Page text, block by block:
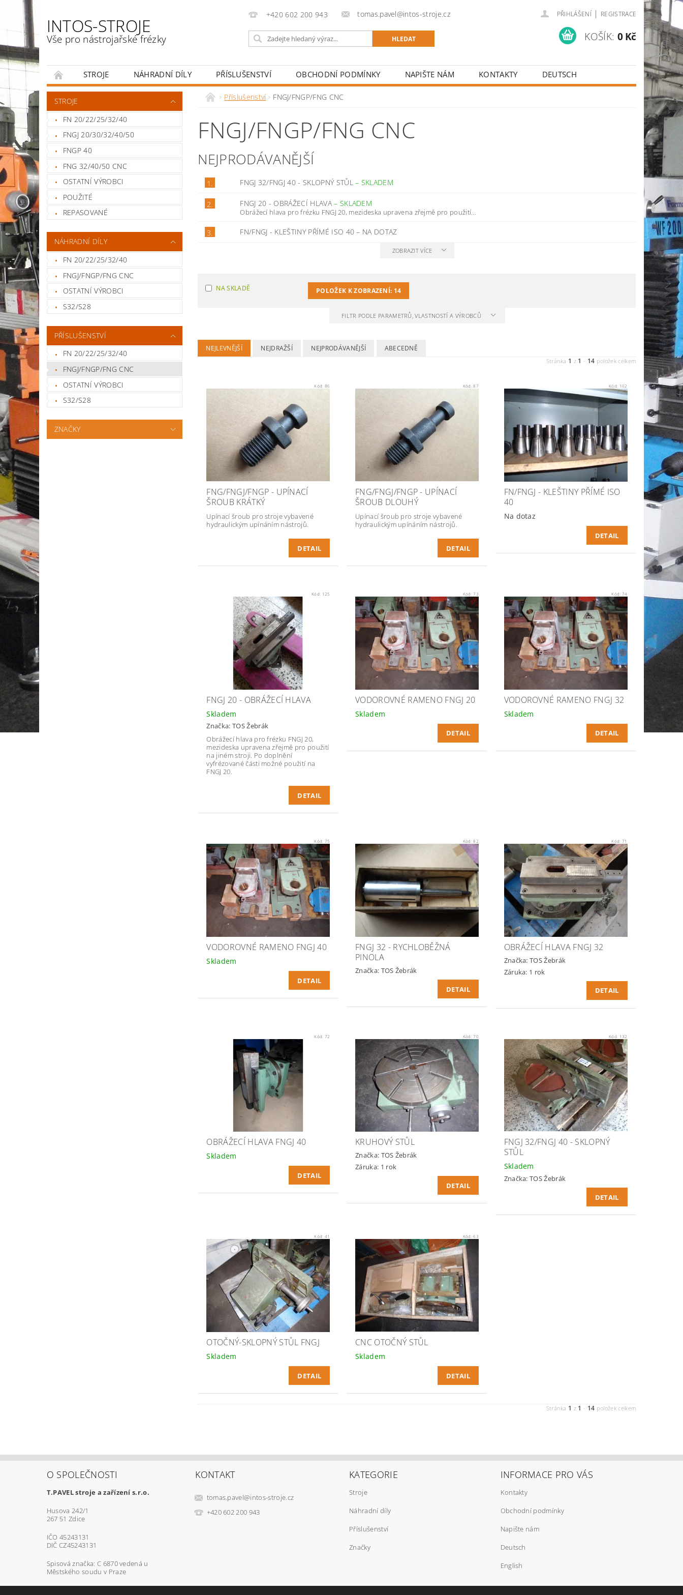
INTOS-STROJE
Vše pro nástrojařské frézky
+420 602 200 943 tomas.pavel@intos-stroje.cz PŘIHLÁŠENÍ | REGISTRACE
KOŠÍK: 0 Kč
STROJE NÁHRADNÍ DÍLY PŘÍSLUŠENSTVÍ OBCHODNÍ PODMÍNKY NAPIŠTE NÁM KONTAKTY
DEUTSCH
ENGLISH
STROJE
FN 20/22/25/32/40
FNGJ 20/30/32/40/50
FNGP 40
FNG 32/40/50 CNC
OSTATNÍ VÝROBCI
POUŽITÉ
REPASOVANÉ
NÁHRADNÍ DÍLY
FN 20/22/25/32/40
FNGJ/FNGP/FNG CNC
OSTATNÍ VÝROBCI
S32/S28
PŘÍSLUŠENSTVÍ
FN 20/22/25/32/40
FNGJ/FNGP/FNG CNC
OSTATNÍ VÝROBCI
S32/S28
ZNAČKY
Příslušenství FNGJ/FNGP/FNG CNC
FNGJ/FNGP/FNG CNC
NEJPRODÁVANĚJŠÍ
1. FNGJ 32/FNGJ 40 - SKLOPNÝ STŮL– SKLADEM
2. FNGJ 20 - OBRÁŽECÍ HLAVA– SKLADEM
Obrážecí hlava pro frézku FNGJ 20, mezideska upravena zřejmě pro použití...
3. FN/FNGJ - KLEŠTINY PŘÍMÉ ISO 40– NA DOTAZ
ZOBRAZIT VÍCE
NA SKLADĚ POLOŽEK K ZOBRAZENÍ: 14
FILTR PODLE PARAMETRŮ, VLASTNOSTÍ A VÝROBCŮ
NEJLEVNĚJŠÍ NEJDRAŽŠÍ NEJPRODÁVANĚJŠÍ ABECEDNĚ
Stránka 1 z 1 - 14 položek celkem
Kód: 86
FNG/FNGJ/FNGP - UPÍNACÍ
ŠROUB KRÁTKÝ
Upínací šroub pro stroje vybavené
hydraulickým upínáním nástrojů.
DETAIL
Kód:87
FNG/FNGJ/FNGP - UPÍNACÍ
ŠROUB DLOUHÝ
Upínací šroub pro stroje vybavené
hydraulickým upínáním nástrojů.
DETAIL
Kód: 102
FN/FNGJ - KLEŠTINY PŘÍMÉ ISO
40
Na dotaz
DETAIL
Kód: 125
FNGJ 20 - OBRÁŽECÍ HLAVA
Skladem
Značka: TOS Žebrák
Obrážecí hlava pro frézku FNGJ 20,
mezideska upravena zřejmě pro použití
na jiném stroji. Po doplnění
vyfrézované části možné použití na
FNGJ 20.
DETAIL
Kód:73
VODOROVNÉ RAMENO FNGJ 20
Skladem
DETAIL
Kód: 74
VODOROVNÉ RAMENO FNGJ 32
Skladem
DETAIL
Kód: 75
VODOROVNÉ RAMENO FNGJ 40
Skladem
DETAIL
Kód:82
FNGJ 32 - RYCHLOBĚŽNÁ
PINOLA
Značka: TOS Žebrák
DETAIL
Kód: 71
OBRÁŽECÍ HLAVA FNGJ 32
Značka:TOS Žebrák
Záruka: 1 rok
DETAIL
Kód: 72
OBRÁŽECÍ HLAVA FNGJ 40
Skladem
DETAIL
Kód:70
KRUHOVÝ STŮL
Značka: TOS Žebrák
Záruka: 1 rok
DETAIL
Kód: 132
FNGJ 32/FNGJ 40 - SKLOPNÝ
STŮL
Skladem
Značka:TOS Žebrák
DETAIL
Kód: 41
OTOČNÝ-SKLOPNÝ STŮL FNGJ
Skladem
DETAIL
Kód:63
CNC OTOČNÝ STŮL
Skladem
DETAIL
Stránka 1 z 1 - 14 položek celkem
O SPOLEČNOSTI
T.PAVEL stroje a zařízení s.r.o.
Husova 242/1
267 51 Zdice
IČO 45243131
DIČ CZ45243131
Spisová značka: C 6870 vedená u
Městského soudu v Praze
KONTAKT
tomas.pavel@intos-stroje.cz
+420 602 200 943
KATEGORIE
Stroje
Náhradní díly
Příslušenství
Značky
INFORMACE PRO VÁS
Kontakty
Obchodní podmínky
Napište nám
Deutsch
English